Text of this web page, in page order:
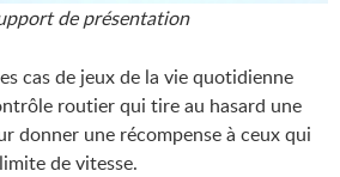
de présentation
cas de jeux de la vie quotidienne
routier qui tire au hasard une
donner une récompense à ceux qui
de vitesse.